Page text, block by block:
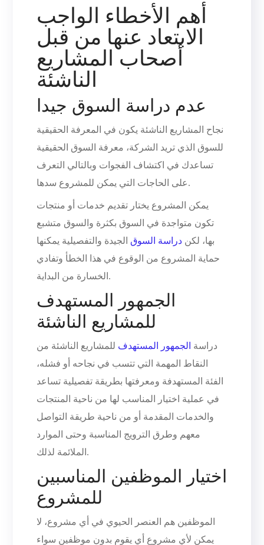
أهم الأخطاء الواجب
الابتعاد عنها من قبل
أصحاب المشاريع
الناشئة
عدم دراسة السوق جيدا
نجاح المشاريع الناشئة يكون في المعرفة الحقيقية
للسوق الذي تريد الشركة، معرفة السوق الحقيقية
تساعدك في اكتشاف الفجوات وبالتالي التعرف
على الحاجات التي يمكن للمشروع سدها.
يمكن المشروع يختار تقديم خدمات أو منتجات
تكون متواجدة في السوق بكثرة والسوق متشبع
بها، لكن دراسة السوق الجيدة والتفصيلية يمكنها
حماية المشروع من الوقوع في هذا الخطأ وتفادي
الخسارة من البداية.
الجمهور المستهدف
للمشاريع الناشئة
دراسة الجمهور المستهدف للمشاريع الناشئة من
النقاط المهمة التي تتسب في نجاحه أو فشله،
الفئة المستهدفة ومعرفتها بطريقة تفصيلية تساعد
في عملية اختيار المناسب لها من ناحية المنتجات
والخدمات المقدمة أو من ناحية طريقة التواصل
معهم وطرق الترويج المناسبة وحتى الموارد
الملائمة لذلك.
اختيار الموظفين المناسبين
للمشروع
الموظفين هم العنصر الحيوي في أي مشروع، لا
يمكن لأي مشروع أي يقوم بدون موظفين سواء